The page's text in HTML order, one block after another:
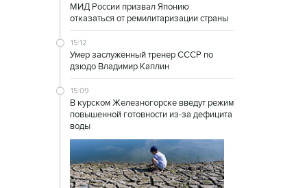
МИД России призвал Японию
отказаться от ремилитаризации страны
15:12
Умер заслуженный тренер СССР по
дзюдо Владимир Каплин
15:09
В курском Железногорске введут режим
повышенной готовности из-за дефицита
воды